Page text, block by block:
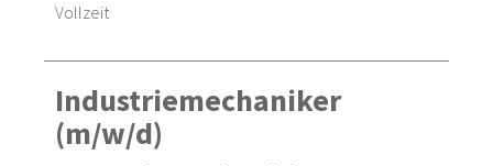
Vollzeit
Industriemechaniker
(m/w/d)